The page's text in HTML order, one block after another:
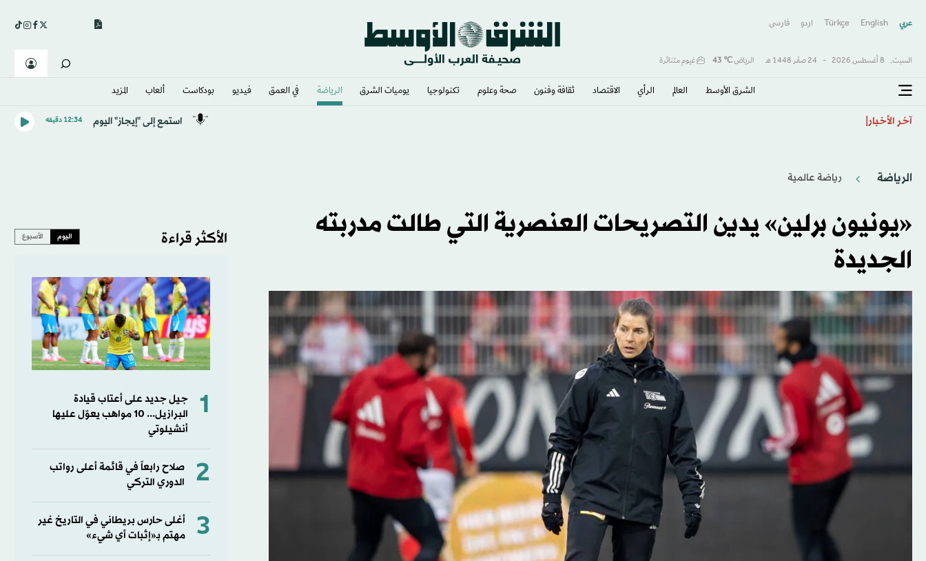
عربي English
Türkçe اردو فارسى
السبت, 8 أغسطس 2026 - 24 صفَر 1448 هـ الرياض℃
43 غيوم متناثرة
الشرق الأوسط​ العالم الرأي الاقتصاد ثقافة وفنون صحة وعلوم تكنولوجيا يوميات الشرق​ الرياضة في العمق فيديو بودكاست ألعاب المزيد
آخر الأخبار استمع إلى "إيجاز" اليوم 12:34 دقيقه
الرياضة رياضة عالمية
«يونيون برلين» يدين التصريحات العنصرية التي طالت مدربته
الجديدة
الأكثر قراءة اليوم الأسبوع
1
جيل جديد على أعتاب قيادة
البرازيل... 10 مواهب يعوّل عليها
أنشيلوتي
2
صلاح رابعاً في قائمة أعلى رواتب
الدوري التركي
3
أغلى حارس بريطاني في التاريخ غير
مهتم بـ«إثبات أي شيء»